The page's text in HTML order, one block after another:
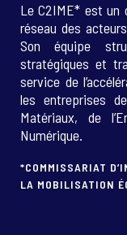
Le C2IME* est un
réseau des
Son équipe
stratégiques et
service de
les entreprises
Matériaux, de
Numérique.
*COMMISSARIAT
LA MOBILISATION